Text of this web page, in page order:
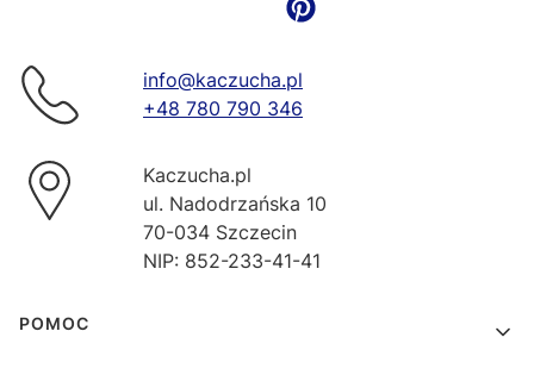
info@kaczucha.pl
+48 780 790 346
Kaczucha.pl
ul. Nadodrzańska 10
70-034 Szczecin
NIP: 852-233-41-41
Linki w stopce
POMOC